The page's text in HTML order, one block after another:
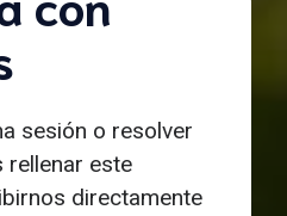
sesión o resolver
rellenar este
directamente